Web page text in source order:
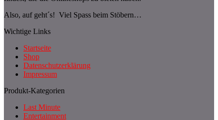
Also, auf geht´s! Viel Spass beim Stöbern…
Wichtige Links
Startseite
Shop
Datenschutzerklärung
Impressum
Produkt-Kategorien
Last Minute
Entertainment